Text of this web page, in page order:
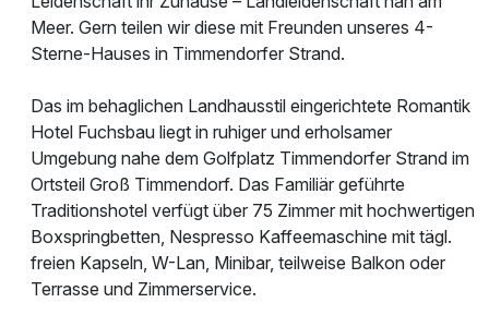
Meer. Gern teilen wir diese mit Freunden unseres 4-
Sterne-Hauses in Timmendorfer Strand.
Das im behaglichen Landhausstil eingerichtete Romantik
Hotel Fuchsbau liegt in ruhiger und erholsamer
Umgebung nahe dem Golfplatz Timmendorfer Strand im
Ortsteil Groß Timmendorf. Das Familiär geführte
Traditionshotel verfügt über 75 Zimmer mit hochwertigen
Boxspringbetten, Nespresso Kaffeemaschine mit tägl.
freien Kapseln, W-Lan, Minibar, teilweise Balkon oder
Terrasse und Zimmerservice.